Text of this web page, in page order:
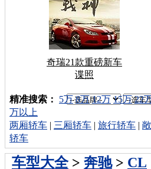
奇瑞21款重磅新车
谍照
车型搜索：
精准搜索： 5万 8万 12万 15万 22
万以上
两厢轿车 | 三厢轿车 | 旅行轿车 |
轿车
车型大全> 奔驰> CL